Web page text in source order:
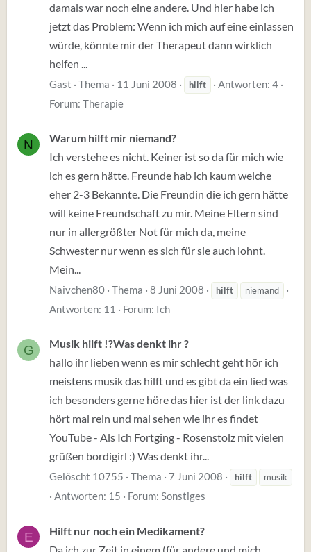
damals war noch eine andere. Und hier habe ich
jetzt das Problem: Wenn ich mich auf eine einlassen
würde, könnte mir der Therapeut dann wirklich
helfen ...
Gast Thema 11 Juni 2008 hilft
Antworten: 4
Forum: Therapie
N
Warum hilft mir niemand?
Ich verstehe es nicht. Keiner ist so da für mich wie
ich es gern hätte. Freunde hab ich kaum welche
eher 2-3 Bekannte. Die Freundin die ich gern hätte
will keine Freundschaft zu mir. Meine Eltern sind
nur in allergrößter Not für mich da, meine
Schwester nur wenn es sich für sie auch lohnt.
Mein...
Naivchen80 Thema 8 Juni 2008 hilft niemand
Antworten: 11 Forum: Ich
G
Musik hilft !?Was denkt ihr ?
hallo ihr lieben wenn es mir schlecht geht hör ich
meistens musik das hilft und es gibt da ein lied was
ich besonders gerne höre das hier ist der link dazu
hört mal rein und mal sehen wie ihr es findet
YouTube - Als Ich Fortging - Rosenstolz mit vielen
grüßen bordigirl :) Was denkt ihr...
Gelöscht 10755 Thema 7 Juni 2008 hilft musik
Antworten: 15 Forum: Sonstiges
E
Hilft nur noch ein Medikament?
Da ich zur Zeit in einem (für andere und mich